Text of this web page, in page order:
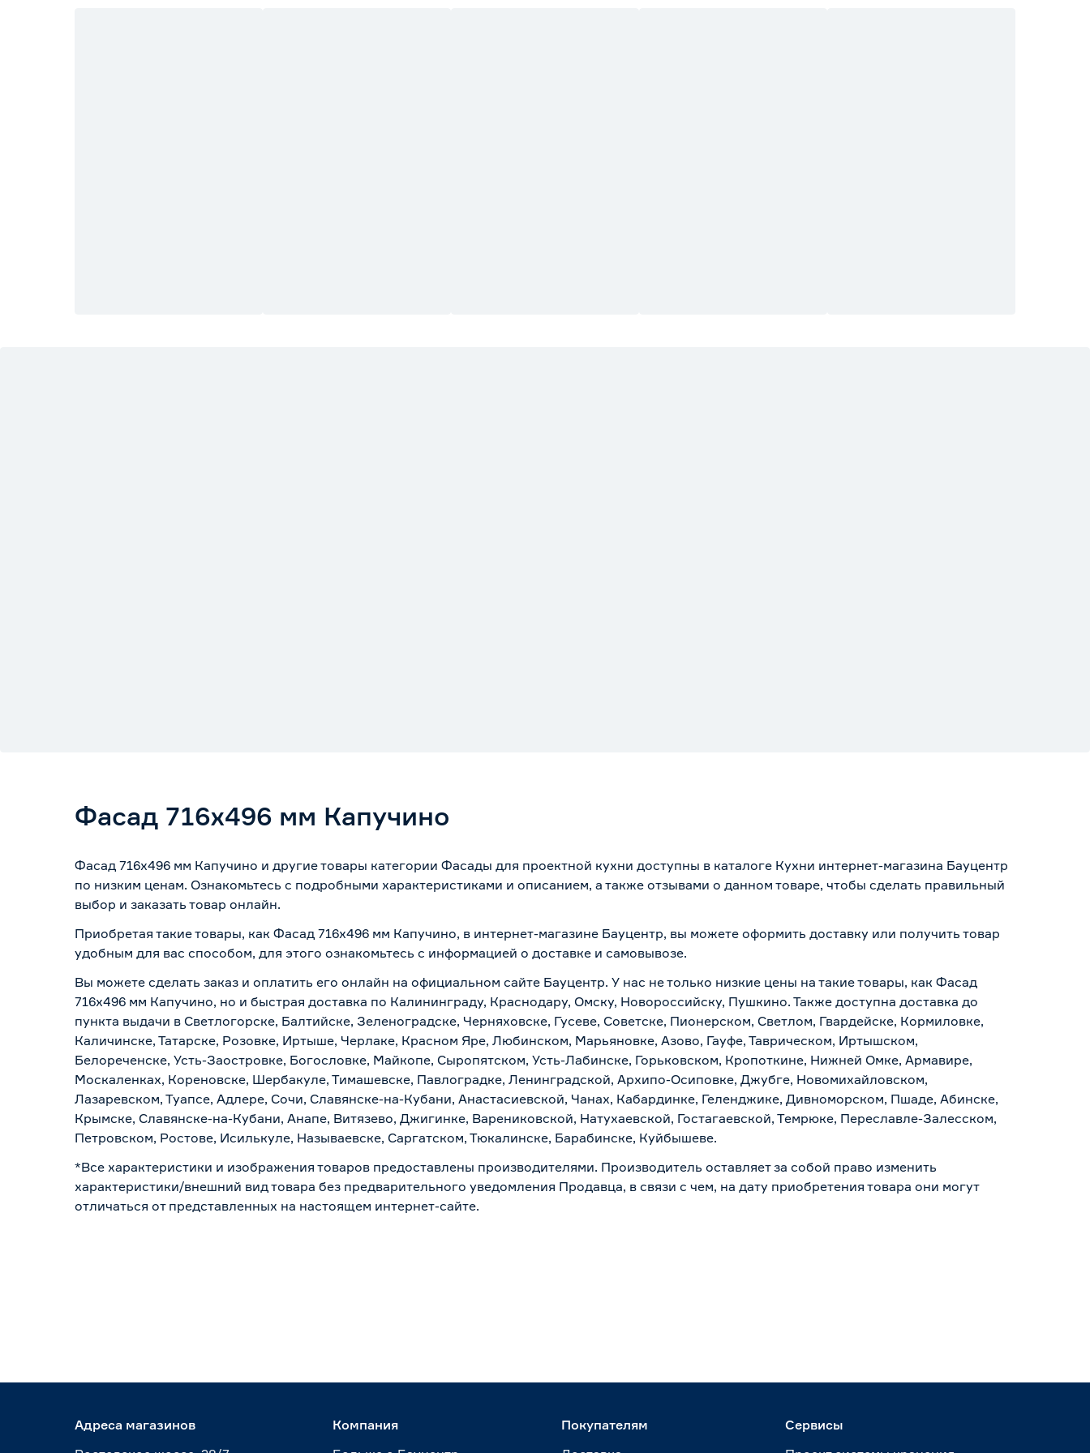
Фасад 716х496 мм Капучино
Фасад 716х496 мм Капучино и другие товары категории Фасады для проектной кухни доступны в каталоге Кухни интернет-магазина Бауцентр
по низким ценам. Ознакомьтесь с подробными характеристиками и описанием, а также отзывами о данном товаре, чтобы сделать правильный
выбор и заказать товар онлайн.
Приобретая такие товары, как Фасад 716х496 мм Капучино, в интернет-магазине Бауцентр, вы можете оформить доставку или получить товар
удобным для вас способом, для этого ознакомьтесь с информацией о доставке и самовывозе.
Вы можете сделать заказ и оплатить его онлайн на официальном сайте Бауцентр. У нас не только низкие цены на такие товары, как Фасад
716х496 мм Капучино, но и быстрая доставка по Калининграду, Краснодару, Омску, Новороссийску, Пушкино. Также доступна доставка до
пункта выдачи в Светлогорске, Балтийске, Зеленоградске, Черняховске, Гусеве, Советске, Пионерском, Светлом, Гвардейске, Кормиловке,
Каличинске, Татарске, Розовке, Иртыше, Черлаке, Красном Яре, Любинском, Марьяновке, Азово, Гауфе, Таврическом, Иртышском,
Белореченске, Усть-Заостровке, Богословке, Майкопе, Сыропятском, Усть-Лабинске, Горьковском, Кропоткине, Нижней Омке, Армавире,
Москаленках, Кореновске, Шербакуле, Тимашевске, Павлоградке, Ленинградской, Архипо-Осиповке, Джубге, Новомихайловском,
Лазаревском, Туапсе, Адлере, Сочи, Славянске-на-Кубани, Анастасиевской, Чанах, Кабардинке, Геленджике, Дивноморском, Пшаде, Абинске,
Крымске, Славянске-на-Кубани, Анапе, Витязево, Джигинке, Варениковской, Натухаевской, Гостагаевской, Темрюке, Переславле-Залесском,
Петровском, Ростове, Исилькуле, Называевске, Саргатском, Тюкалинске, Барабинске, Куйбышеве.
*Все характеристики и изображения товаров предоставлены производителями. Производитель оставляет за собой право изменить
характеристики/внешний вид товара без предварительного уведомления Продавца, в связи с чем, на дату приобретения товара они могут
отличаться от представленных на настоящем интернет-сайте.
Адреса магазинов
Компания
Покупателям
Сервисы